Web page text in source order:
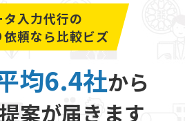
タ入力代行の
依頼なら比較ビズ
均6.4社から
案が届きます